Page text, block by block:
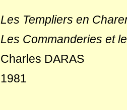
Les Templiers en
Les Commanderies et
Charles DARAS
1981